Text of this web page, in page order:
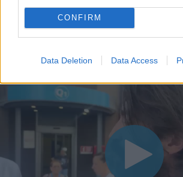
CONFIRM
Data Deletion Data Access